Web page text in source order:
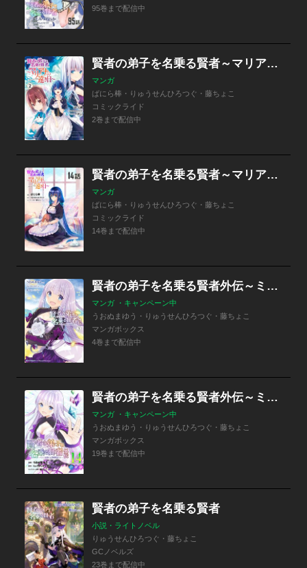
95巻まで配信中
賢者の弟子を名乗る賢者～マリアナの遠き日～
マンガ
ばにら棒・りゅうせんひろつぐ・藤ちょこ
コミックライド
2巻まで配信中
賢者の弟子を名乗る賢者～マリアナの遠き日～ 【単話版】
マンガ
ばにら棒・りゅうせんひろつぐ・藤ちょこ
コミックライド
14巻まで配信中
賢者の弟子を名乗る賢者外伝～ミラと素敵な召喚精霊たち～
マンガ ・キャンペーン中
うおぬまゆう・りゅうせんひろつぐ・藤ちょこ
マンガボックス
4巻まで配信中
賢者の弟子を名乗る賢者外伝～ミラと素敵な召喚精霊たち～【分冊版】
マンガ ・キャンペーン中
うおぬまゆう・りゅうせんひろつぐ・藤ちょこ
マンガボックス
19巻まで配信中
賢者の弟子を名乗る賢者
小説・ライトノベル
りゅうせんひろつぐ・藤ちょこ
GCノベルズ
23巻まで配信中